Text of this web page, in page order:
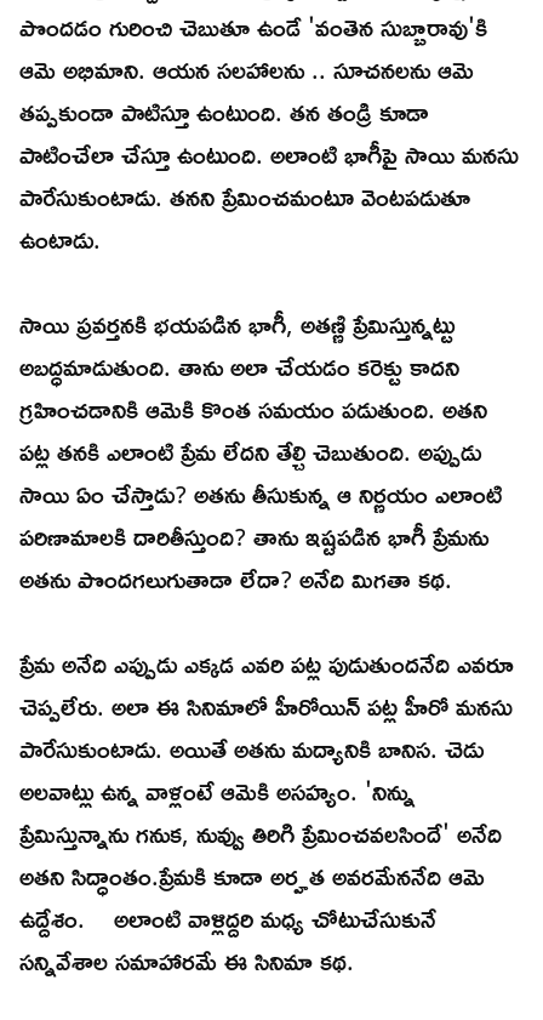
పొందడం గురించి చెబుతూ ఉండే 'వంతెన సుబ్బారావు'కి
ఆమె అభిమాని. ఆయన సలహాలను .. సూచనలను ఆమె
తప్పకుండా పాటిస్తూ ఉంటుంది. తన తండ్రి కూడా
పాటించేలా చేస్తూ ఉంటుంది. అలాంటి భాగీపై సాయి మనసు
పారేసుకుంటాడు. తనని ప్రేమించమంటూ వెంటపడుతూ
ఉంటాడు.
సాయి ప్రవర్తనకి భయపడిన భాగీ, అతణ్ణి ప్రేమిస్తున్నట్టు
అబద్ధమాడుతుంది. తాను అలా చేయడం కరెక్టు కాదని
గ్రహించడానికి ఆమెకి కొంత సమయం పడుతుంది. అతని
పట్ల తనకి ఎలాంటి ప్రేమ లేదని తేల్చి చెబుతుంది. అప్పుడు
సాయి ఏం చేస్తాడు? అతను తీసుకున్న ఆ నిర్ణయం ఎలాంటి
పరిణామాలకి దారితీస్తుంది? తాను ఇష్టపడిన భాగీ ప్రేమను
అతను పొందగలుగుతాడా లేదా? అనేది మిగతా కథ.
ప్రేమ అనేది ఎప్పుడు ఎక్కడ ఎవరి పట్ల పుడుతుందనేది ఎవరూ
చెప్పలేరు. అలా ఈ సినిమాలో హీరోయిన్ పట్ల హీరో మనసు
పారేసుకుంటాడు. అయితే అతను మద్యానికి బానిస. చెడు
అలవాట్లు ఉన్న వాళ్లంటే ఆమెకి అసహ్యం. 'నిన్ను
ప్రేమిస్తున్నాను గనుక, నువ్వు తిరిగి ప్రేమించవలసిందే' అనేది
అతని సిద్ధాంతం.ప్రేమకి కూడా అర్హత అవరమేననేది ఆమె
ఉద్దేశం. అలాంటి వాళ్లిద్దరి మధ్య చోటుచేసుకునే
సన్నివేశాల సమాహారమే ఈ సినిమా కథ.